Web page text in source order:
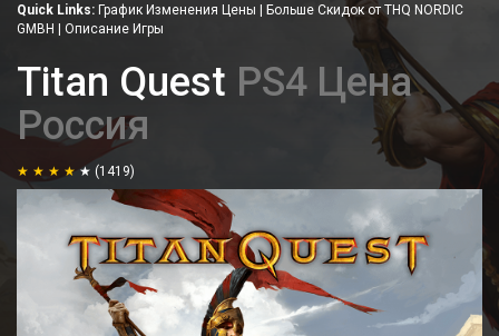
Quick Links: График Изменения Цены
Больше Скидок от THQ NORDIC
GMBH
Описание Игры
Titan Quest PS4 Цена
Россия
(1419)